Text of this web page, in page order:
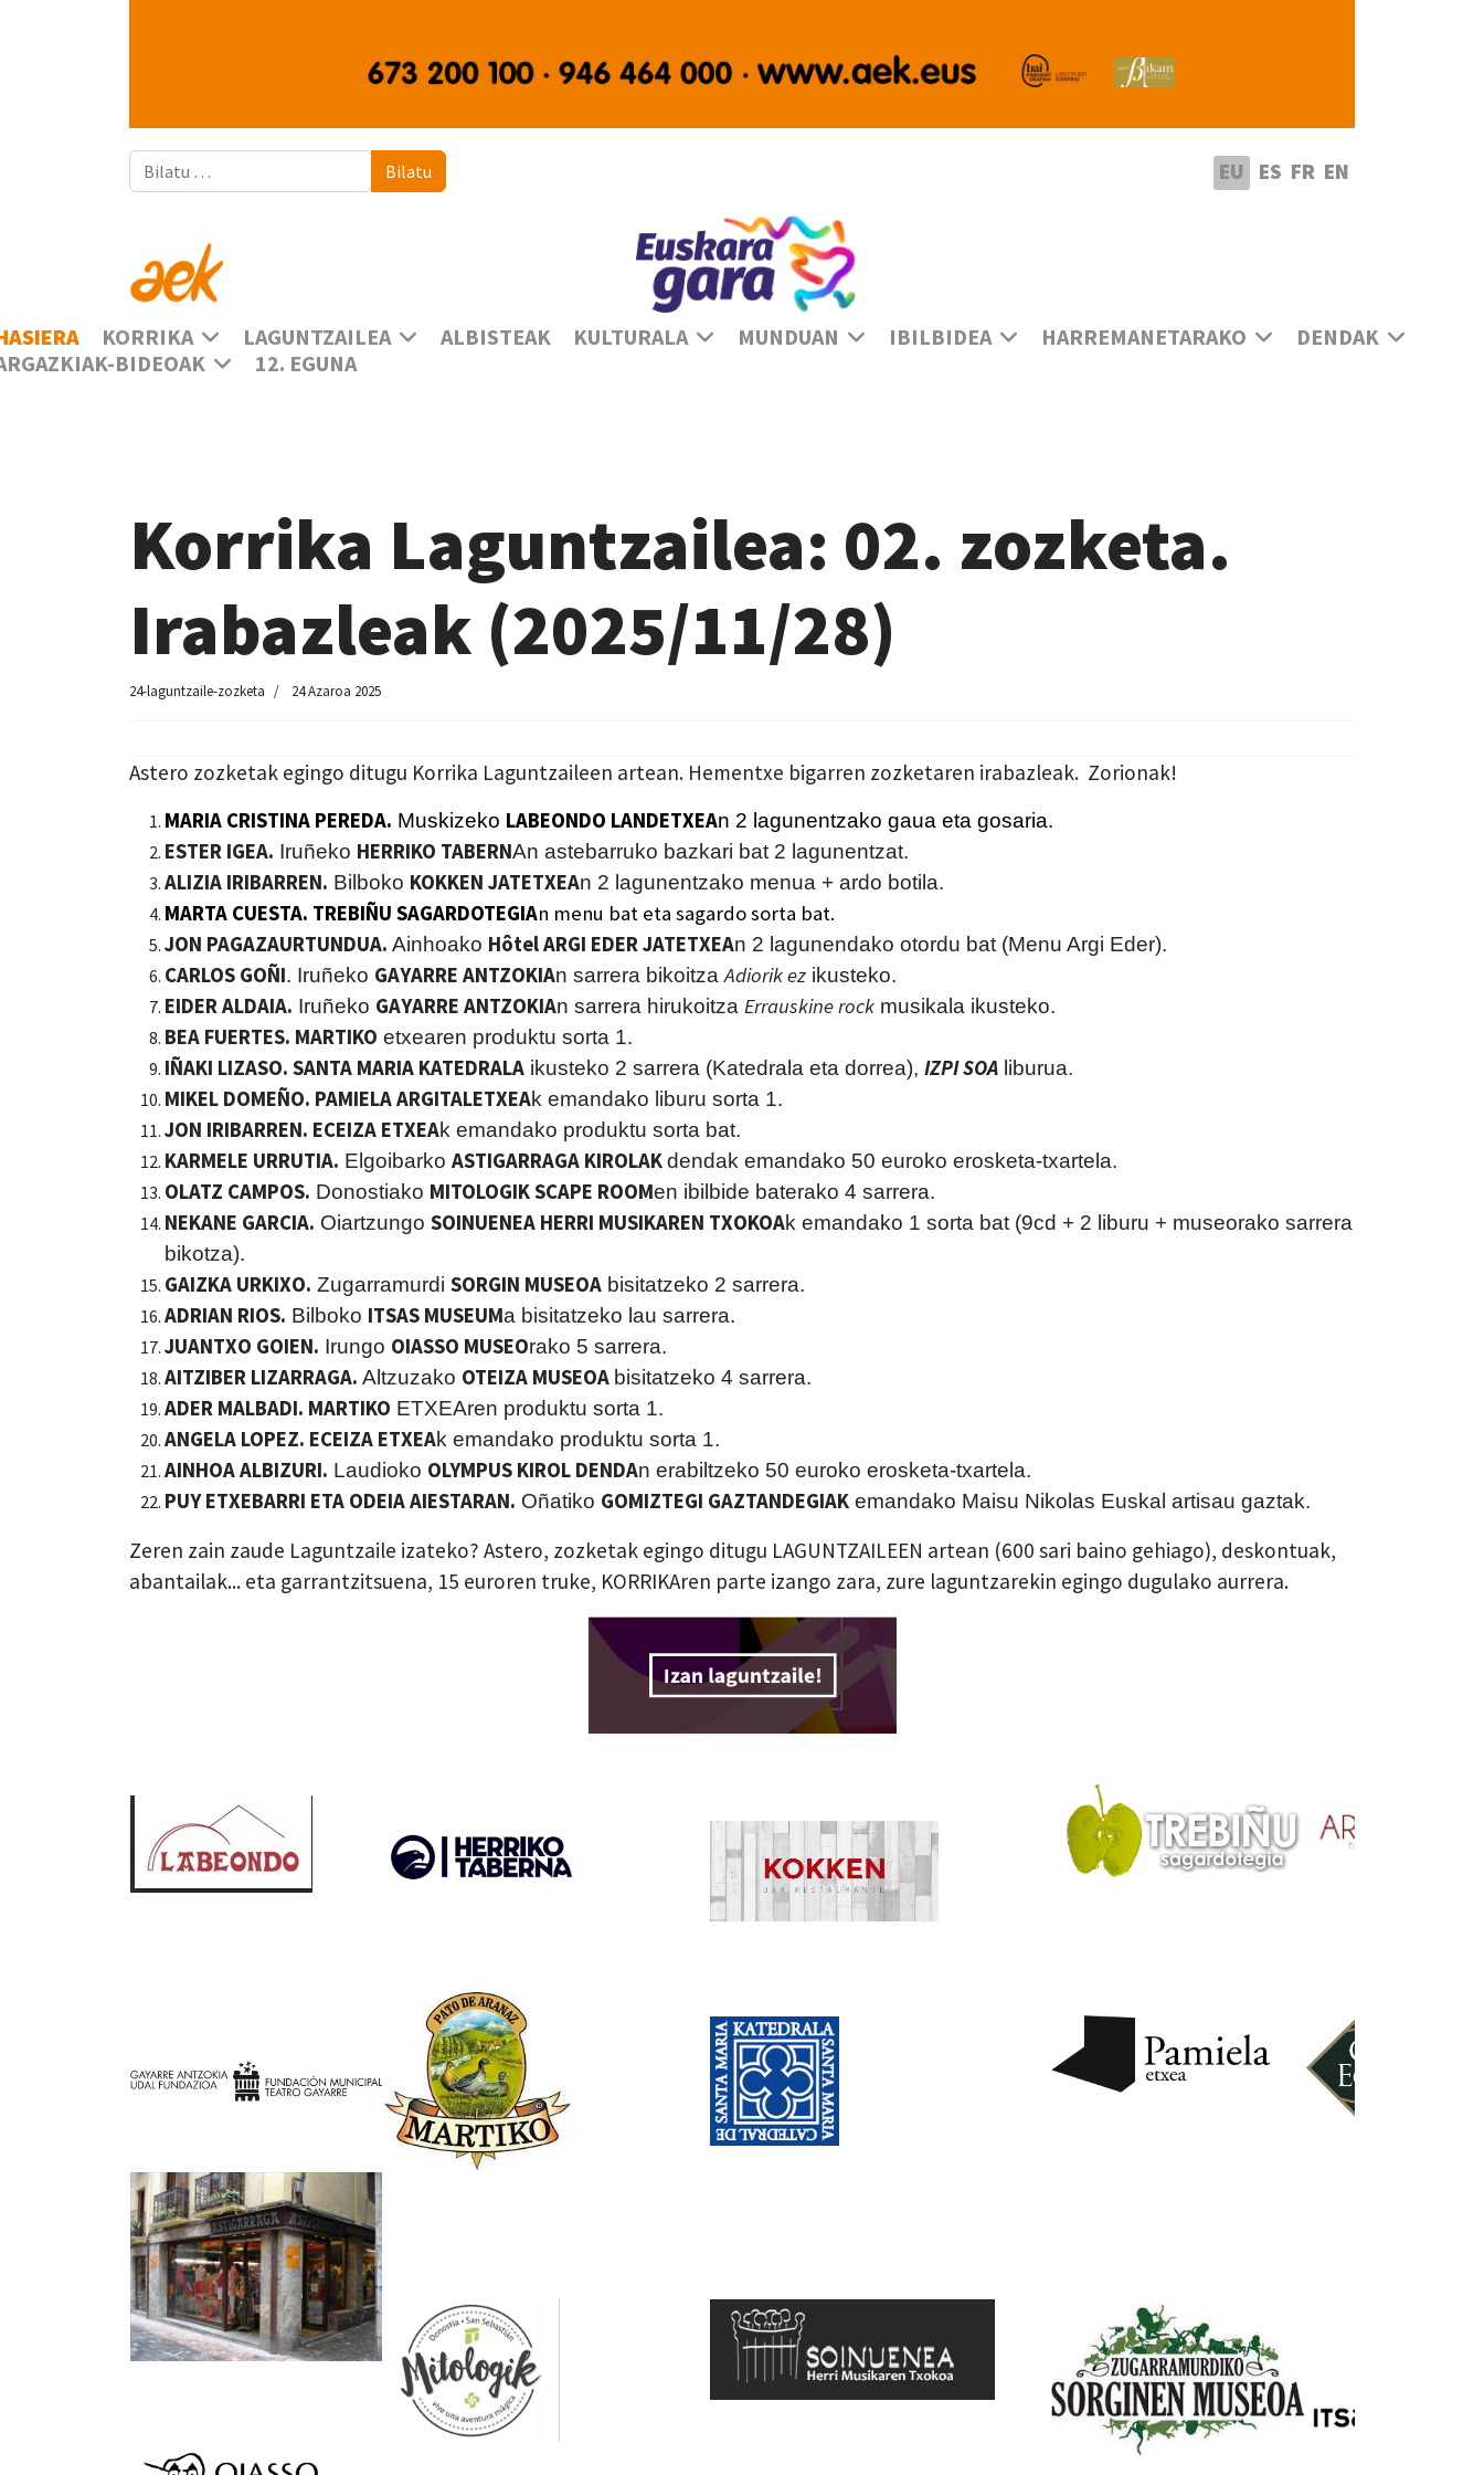
Bilatu Bilatu EU ES FR EN
KORRIKA LAGUNTZAILEA ALBISTEAK KULTURALA MUNDUAN IBILBIDEA HARREMANETARAKO
DENDAK
BIDEOAK
12. EGUNA
Korrika Laguntzailea: 02. zozketa.
Irabazleak (2025/11/28)
24-laguntzaile-zozketa 24 Azaroa 2025
Astero zozketak egingo ditugu Korrika Laguntzaileen artean. Hementxe bigarren zozketaren irabazleak. Zorionak!
MARIA CRISTINA PEREDA. Muskizeko LABEONDO LANDETXEAn 2 lagunentzako gaua eta gosaria.
ESTER IGEA. Iruñeko HERRIKO TABERNAn astebarruko bazkari bat 2 lagunentzat.
ALIZIA IRIBARREN. Bilboko KOKKEN JATETXEAn 2 lagunentzako menua + ardo botila.
MARTA CUESTA. TREBIÑU SAGARDOTEGIAn menu bat eta sagardosorta bat.
JON PAGAZAURTUNDUA. Ainhoako Hôtel ARGI EDER JATETXEAn 2 lagunendako otordu bat (Menu Argi Eder).
CARLOS GOÑI. Iruñeko GAYARRE ANTZOKIAn sarrera bikoitzaAdiorik ez ikusteko.
EIDER ALDAIA. Iruñeko GAYARRE ANTZOKIAn sarrera hirukoitza Errauskine rock musikala ikusteko.
BEA FUERTES. MARTIKO etxearen produktu sorta 1.
IÑAKI LIZASO. SANTA MARIA KATEDRALA ikusteko 2 sarrera (Katedrala eta dorrea), IZPI SOA liburua.
MIKEL DOMEÑO. PAMIELA ARGITALETXEAk emandako liburu sorta 1.
JON IRIBARREN. ECEIZA ETXEAk emandako produktu sorta bat.
KARMELE URRUTIA. Elgoibarko ASTIGARRAGA KIROLAKdendak emandako 50 euroko erosketa-txartela.
OLATZ CAMPOS. Donostiako MITOLOGIK SCAPE ROOMen ibilbide baterako 4 sarrera.
NEKANE GARCIA. Oiartzungo SOINUENEA HERRI MUSIKAREN TXOKOAk emandako 1 sorta bat (9cd + 2 liburu + museorako sarrera
bikotza).
GAIZKA URKIXO. Zugarramurdi SORGIN MUSEOA bisitatzeko 2 sarrera.
ADRIAN RIOS. Bilboko ITSAS MUSEUMa bisitatzeko lau sarrera.
JUANTXO GOIEN. Irungo OIASSO MUSEOrako 5 sarrera.
AITZIBER LIZARRAGA. Altzuzako OTEIZA MUSEOA bisitatzeko 4 sarrera.
ADER MALBADI. MARTIKO ETXEAren produktu sorta 1.
ANGELA LOPEZ. ECEIZA ETXEAk emandako produktu sorta 1.
AINHOA ALBIZURI. Laudioko OLYMPUS KIROL DENDAn erabiltzeko 50 euroko erosketa-txartela.
PUY ETXEBARRI ETA ODEIA AIESTARAN. Oñatiko GOMIZTEGI GAZTANDEGIAK emandako Maisu Nikolas Euskal artisau gaztak.
Zeren zain zaude Laguntzaile izateko? Astero, zozketak egingo ditugu LAGUNTZAILEEN artean (600 sari baino gehiago), deskontuak,
abantailak... eta garrantzitsuena, 15 euroren truke, KORRIKAren parte izango zara, zure laguntzarekin egingo dugulako aurrera.